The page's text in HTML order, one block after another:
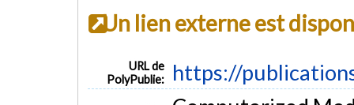
Un lien externe est
URL de
PolyPublie:
https://